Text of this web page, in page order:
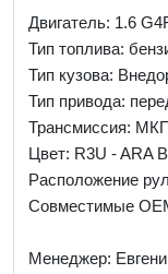
Двигатель: 1.6
Тип топлива:
Тип кузова:
Тип привода:
Трансмиссия:
Цвет: R3U - ARA
Расположение
Совместимые
Менеджер: